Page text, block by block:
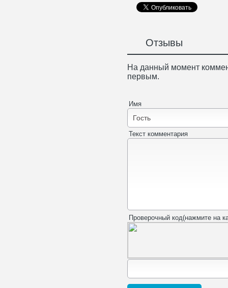
Отзывы
На данный момент
первым.
Имя
Текст комментария
Проверочный код(нажмите на